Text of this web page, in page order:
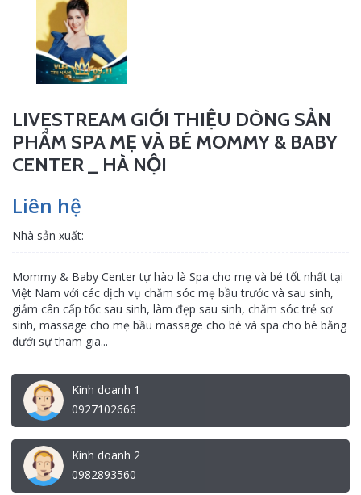
LIVESTREAM GIỚI THIỆU DÒNG SẢN
PHẨM SPA MẸ VÀ BÉ MOMMY & BABY
CENTER _ HÀ NỘI
Liên hệ
Nhà sản xuất:
Mommy & Baby Center tự hào là Spa cho mẹ và bé tốt nhất tại
Việt Nam với các dịch vụ chăm sóc mẹ bầu trước và sau sinh,
giảm cân cấp tốc sau sinh, làm đẹp sau sinh, chăm sóc trẻ sơ
sinh, massage cho mẹ bầu massage cho bé và spa cho bé bằng
dưới sự tham gia...
Kinh doanh 1
0927102666
Kinh doanh 2
0982893560